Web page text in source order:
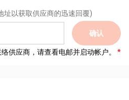
址以获取供应商的迅速回覆)
确认
供应商，请查看电邮并启动帐户。